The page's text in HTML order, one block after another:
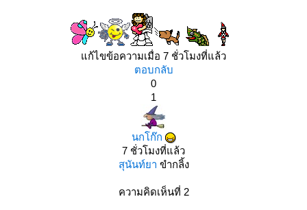
ก้ไขข้อความเมื่อ 7 ชั่วโมงที่แล้ว
ตอบกลับ
0
1
นกโก๊ก
7 ชั่วโมงที่แล้ว
สุนันท์ยา ขำกลิ้ง
ความคิดเห็นที่ 2